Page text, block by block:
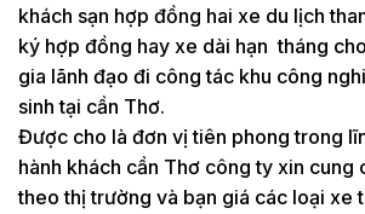
khách sạn hợp đồng hai xe du lịch
ký hợp đồng hay xe dài hạn tháng
gia lãnh đạo đi công tác khu công
sinh tại cần Thơ.
Được cho là đơn vị tiên phong trong
hành khách cần Thơ công ty xin cung
theo thị trường và bạn giá các loại xe